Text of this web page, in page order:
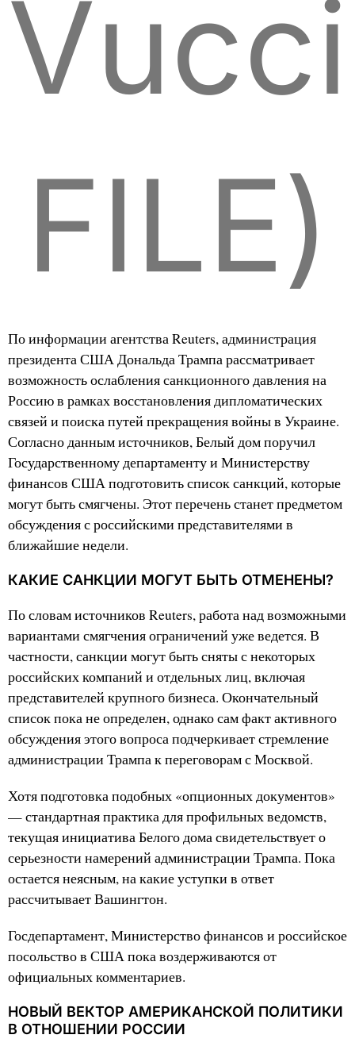
FILE)
По информации агентства Reuters, администрация
президента США Дональда Трампа рассматривает
возможность ослабления санкционного давления на
Россию в рамках восстановления дипломатических
связей и поиска путей прекращения войны в Украине.
Согласно данным источников, Белый дом поручил
Государственному департаменту и Министерству
финансов США подготовить список санкций, которые
могут быть смягчены. Этот перечень станет предметом
обсуждения с российскими представителями в
ближайшие недели.
КАКИЕ САНКЦИИ МОГУТ БЫТЬ ОТМЕНЕНЫ?
По словам источников Reuters, работа над возможными
вариантами смягчения ограничений уже ведется. В
частности, санкции могут быть сняты с некоторых
российских компаний и отдельных лиц, включая
представителей крупного бизнеса. Окончательный
список пока не определен, однако сам факт активного
обсуждения этого вопроса подчеркивает стремление
администрации Трампа к переговорам с Москвой.
Хотя подготовка подобных «опционных документов»
— стандартная практика для профильных ведомств,
текущая инициатива Белого дома свидетельствует о
серьезности намерений администрации Трампа. Пока
остается неясным, на какие уступки в ответ
рассчитывает Вашингтон.
Госдепартамент, Министерство финансов и российское
посольство в США пока воздерживаются от
официальных комментариев.
НОВЫЙ ВЕКТОР АМЕРИКАНСКОЙ ПОЛИТИКИ
В ОТНОШЕНИИ РОССИИ